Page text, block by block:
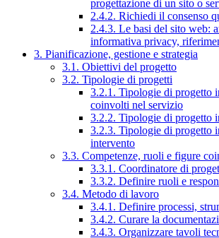
progettazione di un sito o
2.4.2. Richiedi il consenso
2.4.3. Le basi del sito web:
informativa privacy,
3. Pianificazione, gestione e strategia
3.1. Obiettivi del progetto
3.2. Tipologie di progetti
3.2.1. Tipologie di progetto
coinvolti nel servizio
3.2.2. Tipologie di progetto
3.2.3. Tipologie di progetto
intervento
3.3. Competenze, ruoli e figure
3.3.1. Coordinatore di
3.3.2. Definire ruoli e
3.4. Metodo di lavoro
3.4.1. Definire processi,
3.4.2. Curare la
3.4.3. Organizzare tavoli